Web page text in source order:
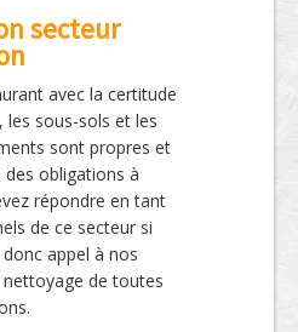
secteur
avec la certitude
les sous-sols et les
sont propres et
des obligations à
répondre en tant
de ce secteur si
appel à nos
nettoyage de toutes